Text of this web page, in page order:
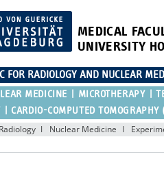
MEDICAL
UNIVERSITY
FOR RADIOLOGY AND NUCLEAR
MEDICINE MICROTHERAPY
CARDIO-COMPUTED TOMOGRAPHY
Radiology Nuclear Medicine